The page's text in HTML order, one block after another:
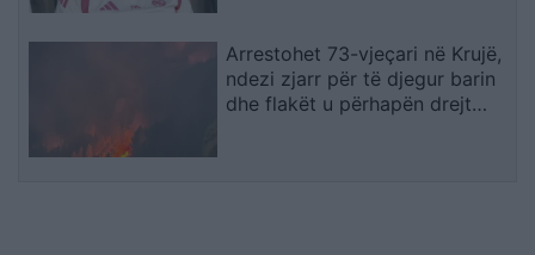
Arrestohet 73-vjeçari në Krujë,
ndezi zjarr për të djegur barin
dhe flakët u përhapën drejt